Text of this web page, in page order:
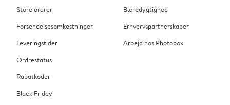
Store ordrer
Forsendelsesomkostninger
Leveringstider
Ordrestatus
Rabatkoder
Black Friday
Bæredygtighed
Erhvervspartnerskaber
Arbejd hos Photobox